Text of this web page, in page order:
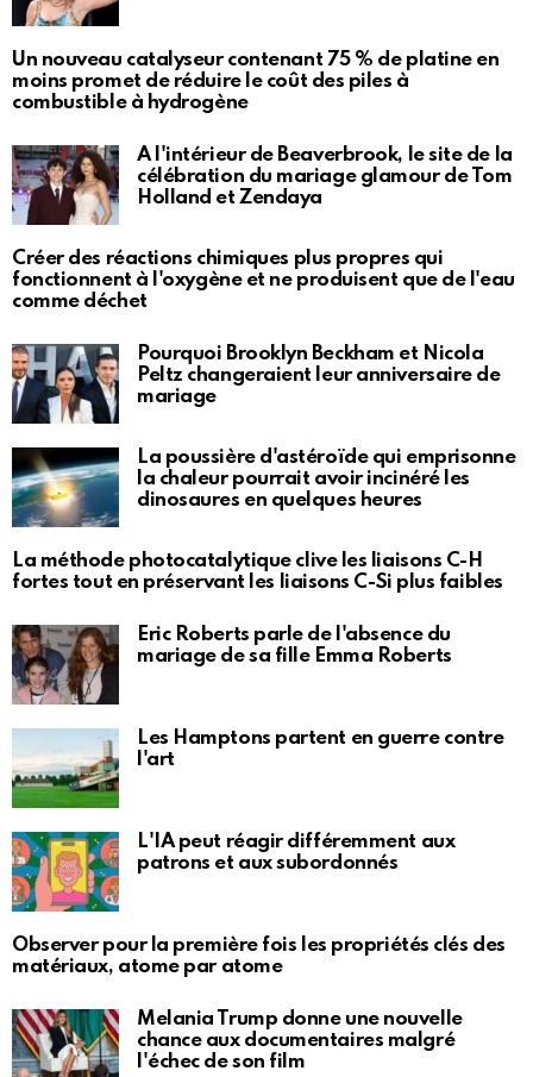
Un nouveau catalyseur contenant 75 % de platine en
moins promet de réduire le coût des piles à
combustible à hydrogène
À l'intérieur de Beaverbrook, le site de la
célébration du mariage glamour de Tom
Holland et Zendaya
Créer des réactions chimiques plus propres qui
fonctionnent à l'oxygène et ne produisent que de l'eau
comme déchet
Pourquoi Brooklyn Beckham et Nicola
Peltz changeraient leur anniversaire de
mariage
La poussière d'astéroïde qui emprisonne
la chaleur pourrait avoir incinéré les
dinosaures en quelques heures
La méthode photocatalytique clive les liaisons C-H
fortes tout en préservant les liaisons C-Si plus faibles
Eric Roberts parle de l'absence du
mariage de sa fille Emma Roberts
Les Hamptons partent en guerre contre
l'art
L'IA peut réagir différemment aux
patrons et aux subordonnés
Observer pour la première fois les propriétés clés des
matériaux, atome par atome
Melania Trump donne une nouvelle
chance aux documentaires malgré
l'échec de son film